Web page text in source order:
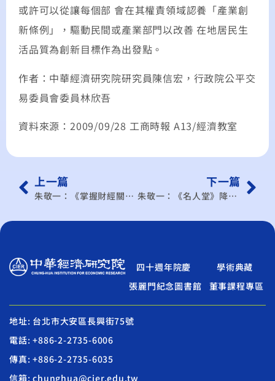
或許可以從讓每個部 會在其權責領域認養「產業創
新條例」，驅動民間或產業部門以改善 在地居民生
活品質為創新目標作為出發點。
作者：中華經濟研究院研究員陳信宏，行政院公平交
易委員會委員林欣吾
資料來源：2009/09/28 工商時報 A13/經濟教室
上一篇
朱敬一：《掌握財經關鍵》哪些事情的中立性，該立法規範？
下一篇
朱敬一：《名人堂》降遺贈、漲營業稅 算不算劫貧濟富？
四十週年院慶
學術典藏
張麗門紀念圖書館
董事課程專區
地址: 台北市大安區長興街75號
電話: +886-2-2735-6006
傳真: +886-2-2735-6035
信箱: chunghua@cier.edu.tw